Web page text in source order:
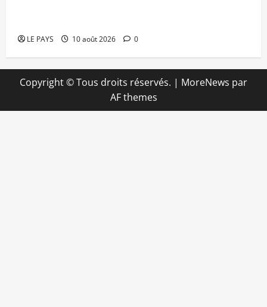
LE PAYS 10 août 2026 0
Copyright © Tous droits réservés. | MoreNews par
AF themes